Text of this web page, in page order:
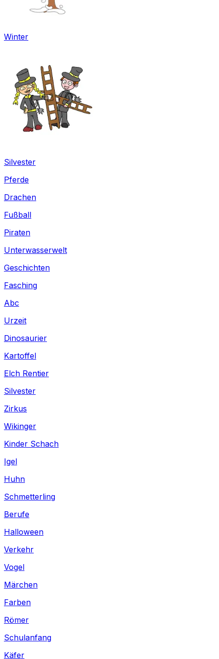
Winter
Silvester
Pferde
Drachen
Fußball
Piraten
Unterwasserwelt
Geschichten
Fasching
Abc
Urzeit
Dinosaurier
Kartoffel
Elch Rentier
Silvester
Zirkus
Wikinger
Kinder Schach
Igel
Huhn
Schmetterling
Berufe
Halloween
Verkehr
Vogel
Märchen
Farben
Römer
Schulanfang
Käfer